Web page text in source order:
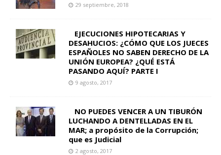
29 septiembre, 2018
EJECUCIONES HIPOTECARIAS Y
DESAHUCIOS: ¿CÓMO QUE LOS JUECES
ESPAÑOLES NO SABEN DERECHO DE LA
UNIÓN EUROPEA? ¿QUÉ ESTÁ
PASANDO AQUÍ? PARTE I
9 agosto, 2017
NO PUEDES VENCER A UN TIBURÓN
LUCHANDO A DENTELLADAS EN EL
MAR; a propósito de la Corrupción;
que es Judicial
2 agosto, 2017